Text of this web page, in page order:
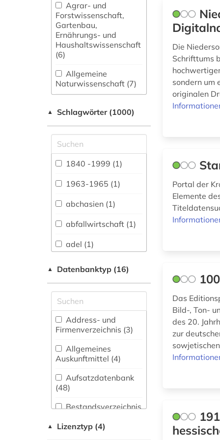
Agrar- und
Forstwissenschaft,
Gartenbau,
Ernährungs- und
Haushaltswissenschaft
(6)
Allgemeine
Naturwissenschaft (7)
fachübergreifende
Allgemeine und
vergleichende Sprach-
und
Literaturwissenschaft.
Indogermanistik.
Außereuropäische
Sprachen und
Literaturen (55)
Anglistik.
Amerikanistik (31)
Vermessungswesen
(14)
Asienkunde (11)
Bavarica (7)
Biotechnologie (7)
Bibliothekswesen,
(37)
▲ Schlagwörter (1000)
1840 -1999 (1)
1963-1965 (1)
abchasien (1)
abfallwirtschaft (1)
adel (1)
afghanistan (2)
afrika (1)
agäische kultur (1)
ahnenforschung (1)
akkadisch (1)
albanisch (1)
alltag (3)
alltagsgeschichte
&lt;fach&gt; (4)
▲ Datenbanktyp (16)
Address- und
Firmenverzeichnis (3)
Allgemeines
Auskunftmittel (4)
Aufsatzdatenbank
(48)
Bestandsverzeichnis
▲ Lizenztyp (4)
Die
Schrifttums
sondern um
originalen
Portal der
Elemente
Das
Bild-, Ton-
des 20.
zur